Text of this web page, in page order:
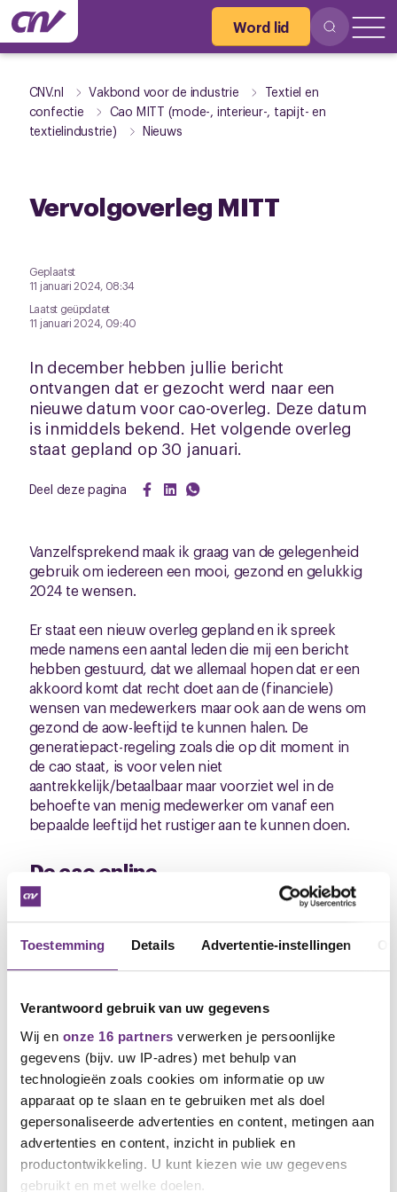
Toestemming Details Advertentie-instellingen
Verantwoord gebruik van uw gegevens
Wij en onze 16 partners verwerken je persoonlijke
gegevens (bijv. uw IP-adres) met behulp van
technologieën zoals cookies om informatie op uw
apparaat op te slaan en te gebruiken met als doel
gepersonaliseerde advertenties en content, metingen aan
advertenties en content, inzicht in publiek en
productontwikkeling. U kunt kiezen wie uw gegevens
gebruikt en met welke doelen.
Word lid
CNV.nl Vakbond voor de industrie
Textiel en
confectie
Cao MITT (mode-, interieur-, tapijt- en
textielindustrie)
Nieuws
Vervolgoverleg MITT
Geplaatst
11 januari 2024, 08:34
Laatst geüpdatet
11 januari 2024, 09:40
In december hebben jullie bericht
ontvangen dat er gezocht werd naar een
nieuwe datum voor cao-overleg. Deze datum
is inmiddels bekend. Het volgende overleg
staat gepland op 30 januari.
Deel deze pagina
Vanzelfsprekend maak ik graag van de gelegenheid
gebruik om iedereen een mooi, gezond en gelukkig
2024 te wensen.
Er staat een nieuw overleg gepland en ik spreek
mede namens een aantal leden die mij een bericht
hebben gestuurd, dat we allemaal hopen dat er een
akkoord komt dat recht doet aan de (financiele)
wensen van medewerkers maar ook aan de wens om
gezond de aow-leeftijd te kunnen halen. De
generatiepact-regeling zoals die op dit moment in
de cao staat, is voor velen niet
aantrekkelijk/betaalbaar maar voorziet wel in de
behoefte van menig medewerker om vanaf een
bepaalde leeftijd het rustiger aan te kunnen doen.
De cao online
Je kunt het hele cao-traject online volgen. Reageer
of stel je vragen en blijf altijd op de hoogte van het
laatste nieuws over jouw cao-traject.Ga hier naar
hebben, laat het mij weten via de mail.
Kitty Huntjens
Bestuurder CNV Vakmensen
k.huntjens@cnvvakmensen.nl
06 4782 6877